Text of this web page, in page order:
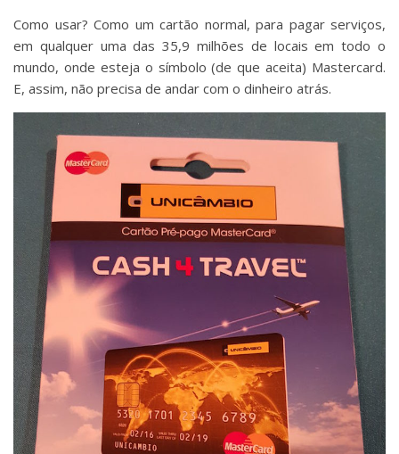
Como usar? Como um cartão normal, para pagar serviços,
em qualquer uma das 35,9 milhões de locais em todo o
mundo, onde esteja o símbolo (de que aceita) Mastercard.
E, assim, não precisa de andar com o dinheiro atrás.